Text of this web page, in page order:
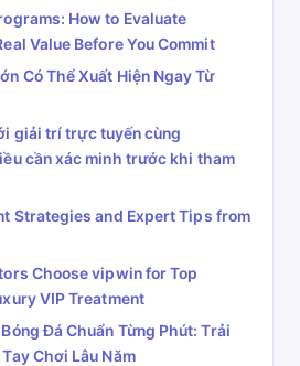
How to Evaluate
Value Before You Commit
Có Thể Xuất Hiện Ngay Từ
giải trí trực tuyến cùng
cần xác minh trước khi tham
Strategies and Expert Tips from
Choose vipwin for Top
VIP Treatment
Đá Chuẩn Từng Phút: Trải
Chơi Lâu Năm